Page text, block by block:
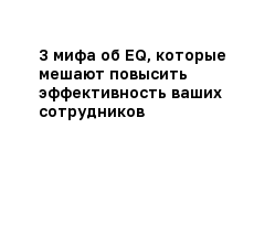
3 мифа об EQ, которые
мешают повысить
эффективность ваших
сотрудников